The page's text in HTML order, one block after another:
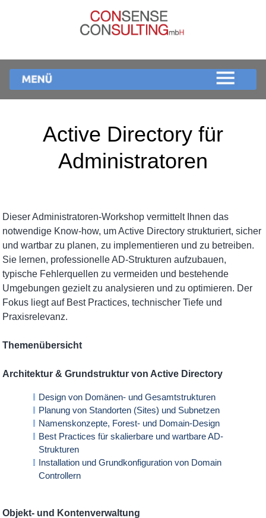
Active Directory für
Administratoren
Dieser Administratoren-Workshop vermittelt Ihnen das
notwendige Know-how, um Active Directory strukturiert, sicher
und wartbar zu planen, zu implementieren und zu betreiben.
Sie lernen, professionelle AD-Strukturen aufzubauen,
typische Fehlerquellen zu vermeiden und bestehende
Umgebungen gezielt zu analysieren und zu optimieren. Der
Fokus liegt auf Best Practices, technischer Tiefe und
Praxisrelevanz.
Themenübersicht
Architektur & Grundstruktur von Active Directory
Design von Domänen- und Gesamtstrukturen
Planung von Standorten (Sites) und Subnetzen
Namenskonzepte, Forest- und Domain-Design
Best Practices für skalierbare und wartbare AD-
Strukturen
Installation und Grundkonfiguration von Domain
Controllern
Objekt- und Kontenverwaltung